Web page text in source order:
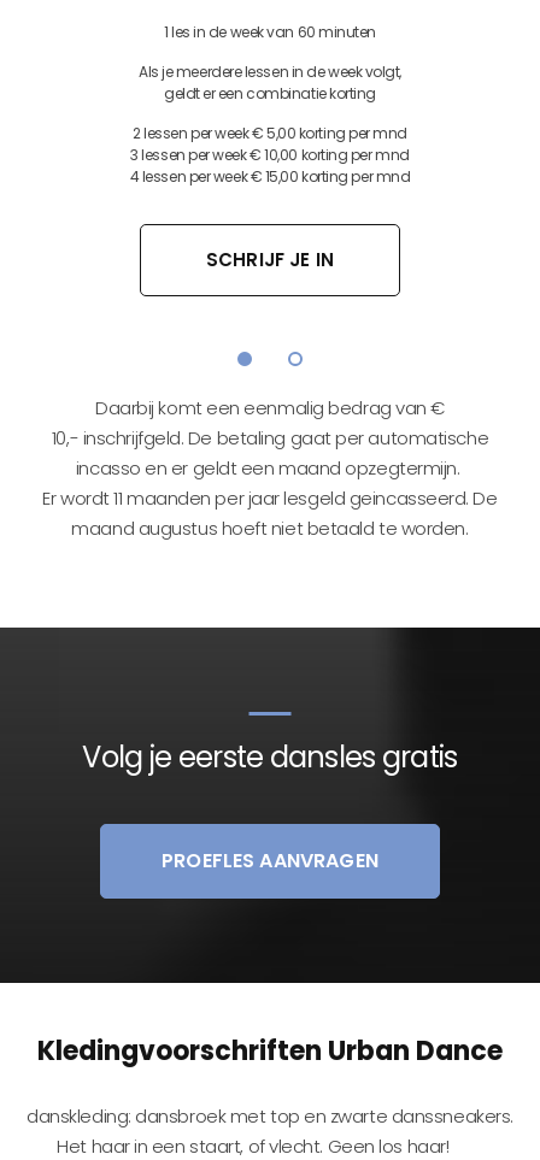
1 les in de week van 60 minuten
Als je meerdere lessen in de week volgt,
geldt er een combinatie korting
2 lessen per week € 5,00 korting per mnd
3 lessen per week € 10,00 korting per mnd
4 lessen per week € 15,00 korting per mnd
SCHRIJF JE IN
Daarbij komt een eenmalig bedrag van €
10,- inschrijfgeld. De betaling gaat per automatische
incasso en er geldt een maand opzegtermijn.
Er wordt 11 maanden per jaar lesgeld geincasseerd. De
maand augustus hoeft niet betaald te worden.
Volg je eerste dansles gratis
PROEFLES AANVRAGEN
Kledingvoorschriften Urban Dance
danskleding: dansbroek met top en zwarte danssneakers.
Het haar in een staart, of vlecht. Geen los haar!